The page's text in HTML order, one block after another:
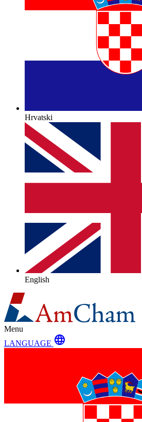
Hrvatski
English
Menu
LANGUAGE language